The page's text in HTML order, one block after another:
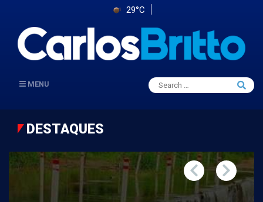
29°C
MENU
Search
for:
Search
DESTAQUES